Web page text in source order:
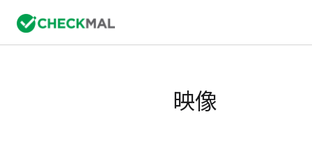
映像